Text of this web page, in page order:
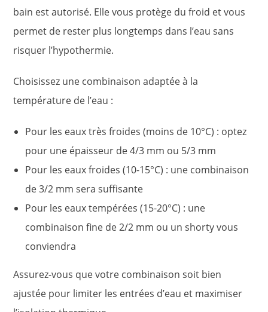
bain est autorisé. Elle vous protège du froid et vous
permet de rester plus longtemps dans l’eau sans
risquer l’hypothermie.
Choisissez une combinaison adaptée à la
température de l’eau :
Pour les eaux très froides (moins de 10°C) : optez
pour une épaisseur de 4/3 mm ou 5/3 mm
Pour les eaux froides (10-15°C) : une combinaison
de 3/2 mm sera suffisante
Pour les eaux tempérées (15-20°C) : une
combinaison fine de 2/2 mm ou un shorty vous
conviendra
Assurez-vous que votre combinaison soit bien
ajustée pour limiter les entrées d’eau et maximiser